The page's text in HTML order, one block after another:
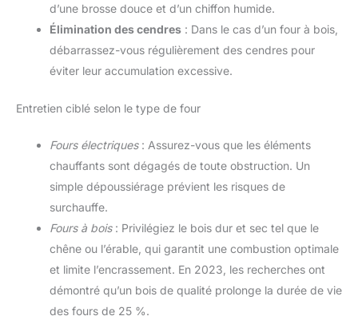
d’une brosse douce et d’un chiffon humide.
Élimination des cendres : Dans le cas d’un four à bois,
débarrassez-vous régulièrement des cendres pour
éviter leur accumulation excessive.
Entretien ciblé selon le type de four
Fours électriques: Assurez-vous que les éléments
chauffants sont dégagés de toute obstruction. Un
simple dépoussiérage prévient les risques de
surchauffe.
Fours à bois: Privilégiez le bois dur et sec tel que le
chêne ou l’érable, qui garantit une combustion optimale
et limite l’encrassement. En 2023, les recherches ont
démontré qu’un bois de qualité prolonge la durée de vie
des fours de 25 %.